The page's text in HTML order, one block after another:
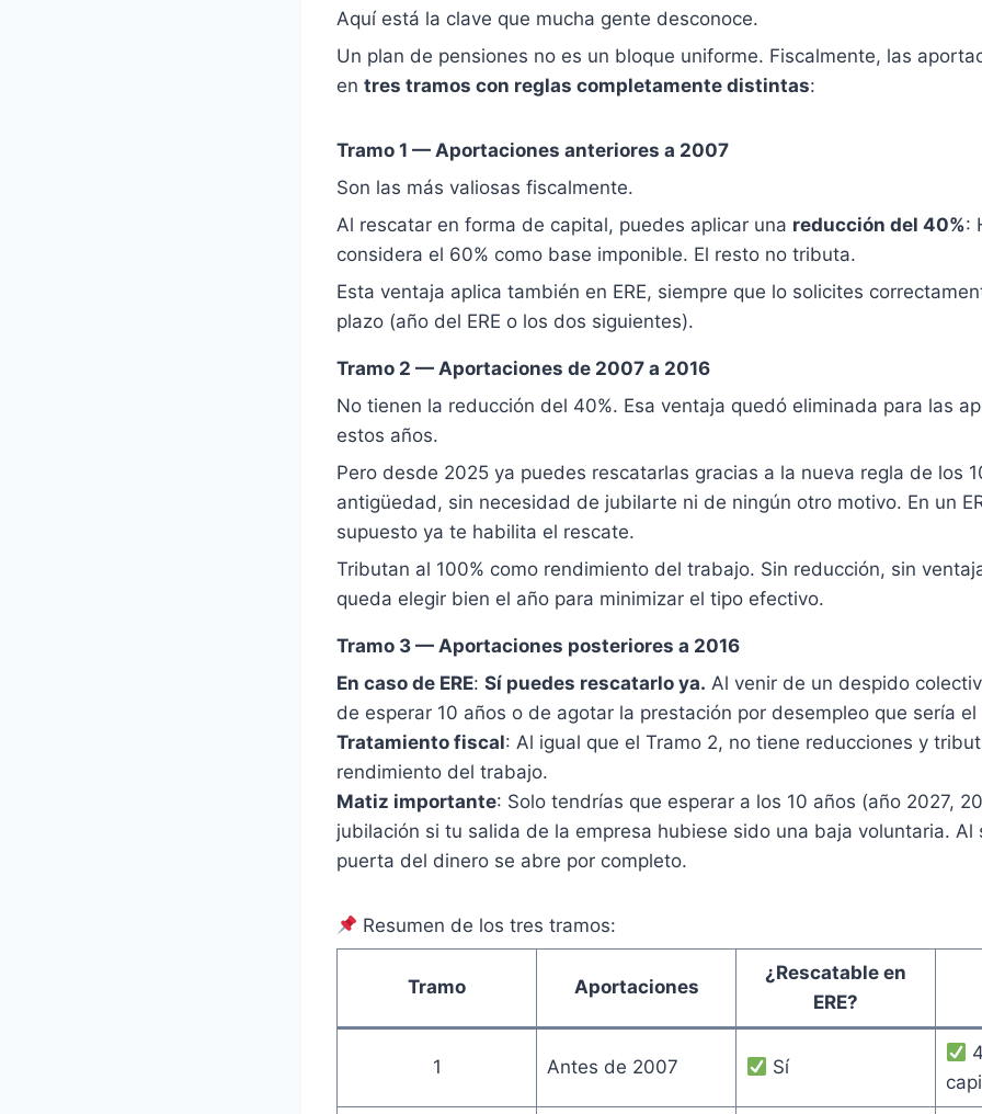
Aquí está la clave que mucha gente desconoce.
Un plan de pensiones no es un bloque uniforme. Fiscalmente, las
en tres tramos con reglas completamente distintas:
Tramo 1 — Aportaciones anteriores a 2007
Son las más valiosas fiscalmente.
Al rescatar en forma de capital, puedes aplicar una reducción del 40%:
considera el 60% como base imponible. El resto no tributa.
Esta ventaja aplica también en ERE, siempre que lo solicites
plazo (año del ERE o los dos siguientes).
Tramo 2 — Aportaciones de 2007 a 2016
No tienen la reducción del 40%. Esa ventaja quedó eliminada para las
estos años.
Pero desde 2025 ya puedes rescatarlas gracias a la nueva regla de los
antigüedad, sin necesidad de jubilarte ni de ningún otro motivo. En un
supuesto ya te habilita el rescate.
Tributan al 100% como rendimiento del trabajo. Sin reducción, sin
queda elegir bien el año para minimizar el tipo efectivo.
Tramo 3 — Aportaciones posteriores a 2016
En caso de ERE: Sí puedes rescatarlo ya. Al venir de un despido
de esperar 10 años o de agotar la prestación por desempleo que sería
Tratamiento fiscal: Al igual que el Tramo 2, no tiene reducciones y
rendimiento del trabajo.
Matiz importante: Solo tendrías que esperar a los 10 años (año 2027,
jubilación si tu salida de la empresa hubiese sido una baja voluntaria. Al
puerta del dinero se abre por completo.
Resumen de los tres tramos:
Tramo Aportaciones
¿Rescatable en
ERE?
1 Antes de 2007 Sí